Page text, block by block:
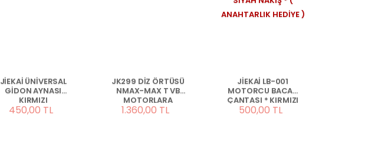
JİEKAİ ÜNİVERSAL
GİDON AYNASI
KIRMIZI
450,00 TL
JK299 DİZ ÖRTÜSÜ
NMAX-MAX T VB
MOTORLARA
UYUMLU
1.360,00 TL
JİEKAİ LB-001
MOTORCU BACAK
ÇANTASI * KIRMIZI
KARBON KUMAŞ *
500,00 TL